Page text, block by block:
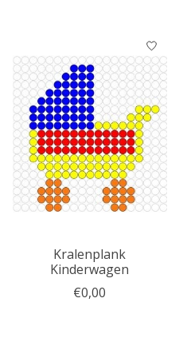
Kralenplank
Kinderwagen
€0,00